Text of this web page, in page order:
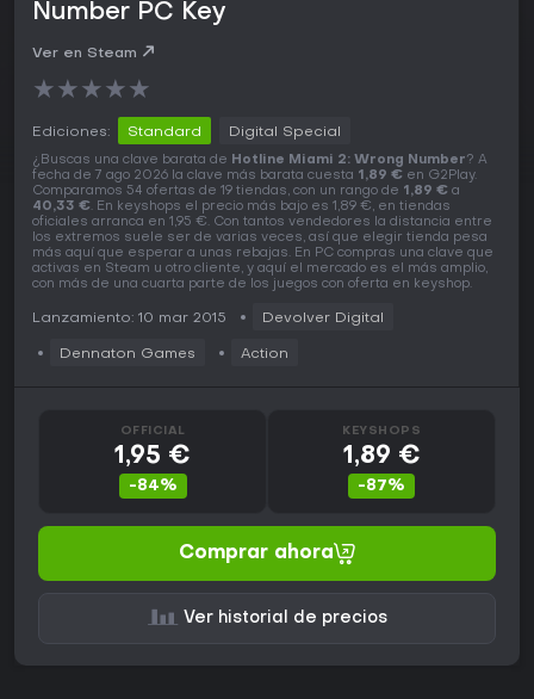
Number PC Key
Ver en Steam
★★★★★
Ediciones: Standard Digital Special
¿Buscas una clave barata de Hotline Miami 2: Wrong Number? A
fecha de 7 ago 2026 la clave más barata cuesta 1,89 € en G2Play.
Comparamos 54 ofertas de 19 tiendas, con un rango de 1,89 € a
40,33 €. En keyshops el precio más bajo es 1,89 €, en tiendas
oficiales arranca en 1,95 €. Con tantos vendedores la distancia entre
los extremos suele ser de varias veces, así que elegir tienda pesa
más aquí que esperar a unas rebajas. En PC compras una clave que
activas en Steam u otro cliente, y aquí el mercado es el más amplio,
con más de una cuarta parte de los juegos con oferta en keyshop.
Lanzamiento: 10 mar 2015 Devolver Digital
Dennaton Games Action
OFFICIAL
1,95 €
-84%
KEYSHOPS
1,89 €
-87%
Comprar ahora
Ver historial de precios